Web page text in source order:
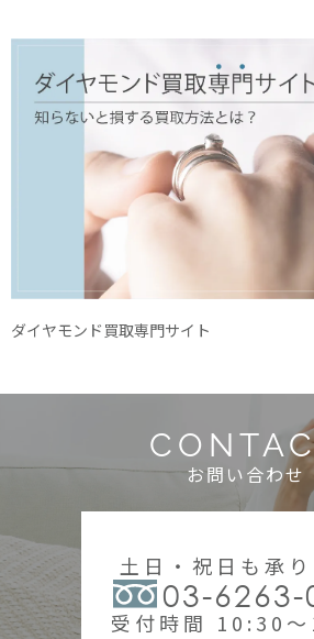
ダイヤモンド買取専門サイト
お問い合わせ
土日・祝日も承
03-6263-
受付時間 10:30